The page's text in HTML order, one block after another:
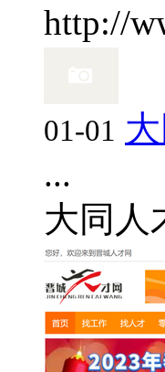
http://
01-01
...
大同人